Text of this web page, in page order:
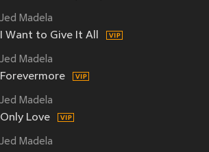
Jed Madela
I Want to Give It All
Jed Madela
Forevermore
Jed Madela
Only Love
Jed Madela